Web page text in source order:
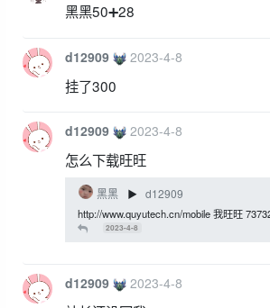
黑黑50➕28
d12909 2023-4-8
挂了300
d12909 2023-4-8
怎么下载旺旺
黑黑 ▶d12909
http://www.quyutech.cn/mobile 我旺旺
2023-4-8
d12909 2023-4-8